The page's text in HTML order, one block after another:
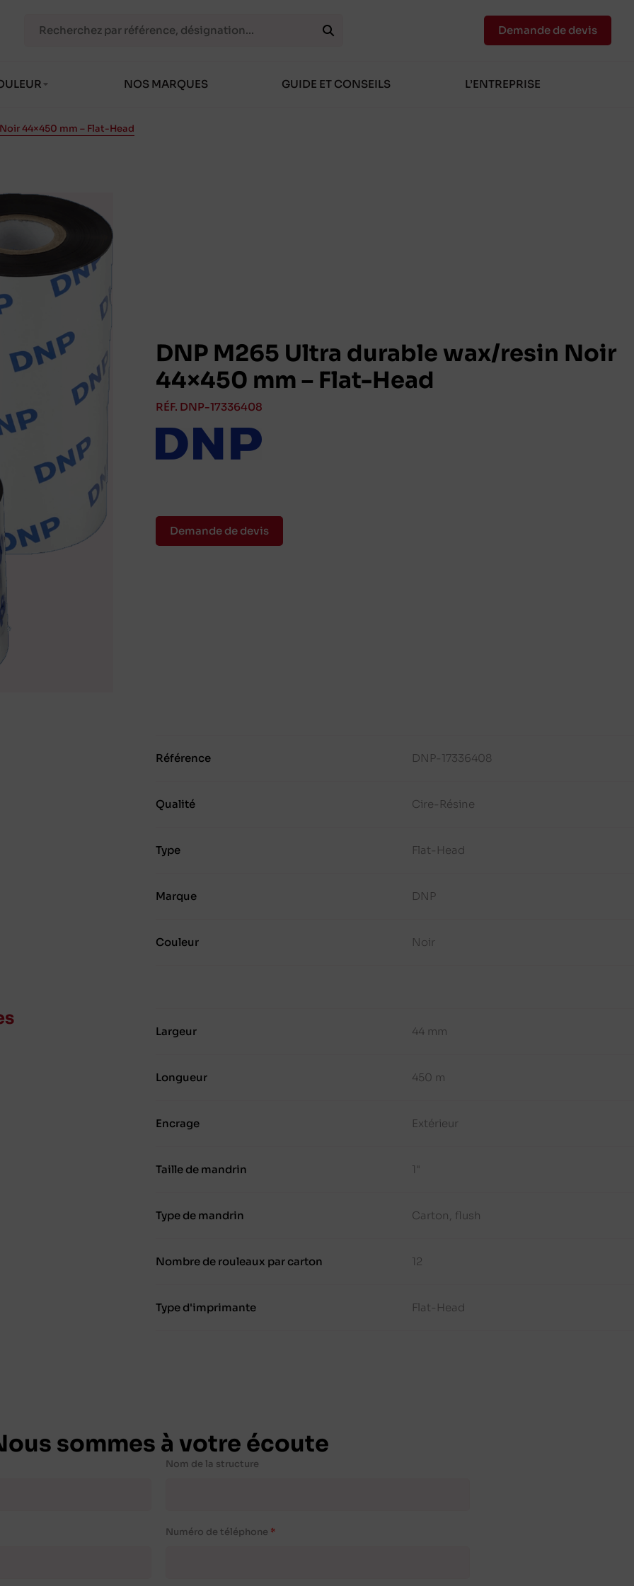
NOS MARQUES GUIDE ET CONSEILS L’ENTREPRISE
Demande de devis
44×450 mm – Flat-Head
DNP M265 Ultra durable wax/resin Noir
44×450 mm – Flat-Head
RÉF. DNP-17336408
Demande de devis
Référence DNP-17336408
Qualité Cire-Résine
Type Flat-Head
Marque DNP
Couleur Noir
Largeur 44 mm
Longueur 450 m
Encrage Extérieur
Taille de mandrin 1"
Type de mandrin Carton, flush
Nombre de rouleaux par carton 12
Type d'imprimante Flat-Head
sommes à votre écoute
Nom de la structure
Numéro de téléphone